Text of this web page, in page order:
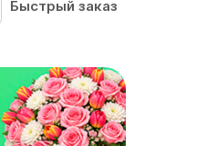
Быстрый заказ